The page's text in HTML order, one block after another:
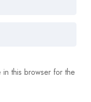
in this browser for the